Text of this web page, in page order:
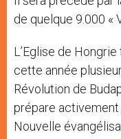
de quelque 9.000 «
L’Eglise de
cette année
Révolution de
prépare
Nouvelle